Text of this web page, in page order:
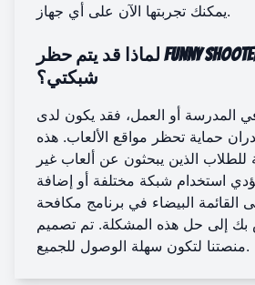
يمكنك تجربتها الآن على أي جهاز.
لماذا قد يتم حظر Funny Shooter 2 على
شبكتي؟
المدرسة أو العمل، فقد يكون لدى
حماية تحظر مواقع الألعاب. هذه
الذين يبحثون عن ألعاب غير
استخدام شبكة مختلفة أو إضافة
القائمة البيضاء في برنامج مكافحة
بك إلى حل هذه المشكلة. تم تصميم
منصتنا لتكون سهلة الوصول للجميع.